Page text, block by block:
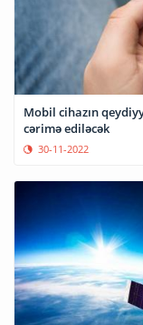
Mobil cihazın
cərimə ediləcək
30-11-2022